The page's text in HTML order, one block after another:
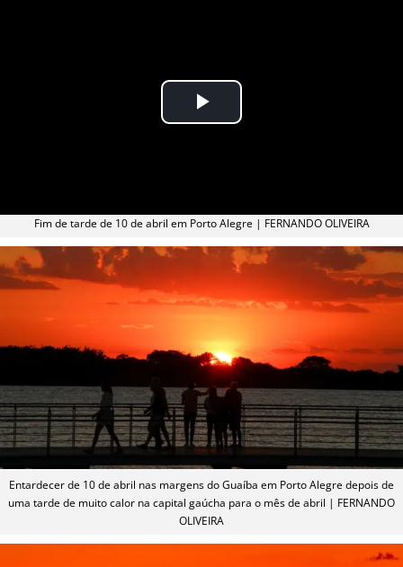
Fim de tarde de 10 de abril em Porto Alegre | FERNANDO OLIVEIRA
Entardecer de 10 de abril nas margens do Guaíba em Porto Alegre depois de
uma tarde de muito calor na capital gaúcha para o mês de abril | FERNANDO
OLIVEIRA